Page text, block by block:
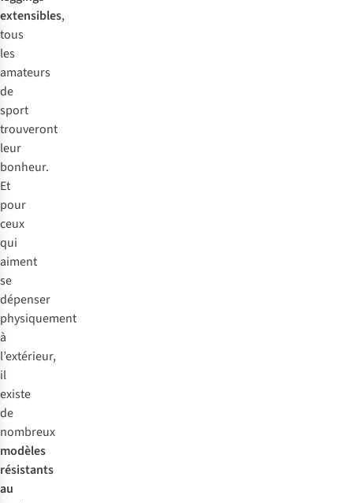
extensibles,
tous
les
amateurs
de
sport
trouveront
leur
bonheur.
Et
pour
ceux
qui
aiment
se
dépenser
physiquement
à
l’extérieur,
il
existe
de
nombreux
modèles
résistants
au